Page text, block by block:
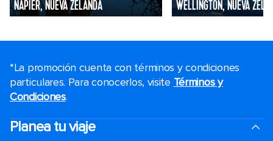
NAPIER, NUEVA ZELANDA WELLINGTON, NUEVA
*La promoción cuenta con términos y condiciones
particulares. Para conocerlos, visite Términos y
Condiciones.
Planea tu viaje